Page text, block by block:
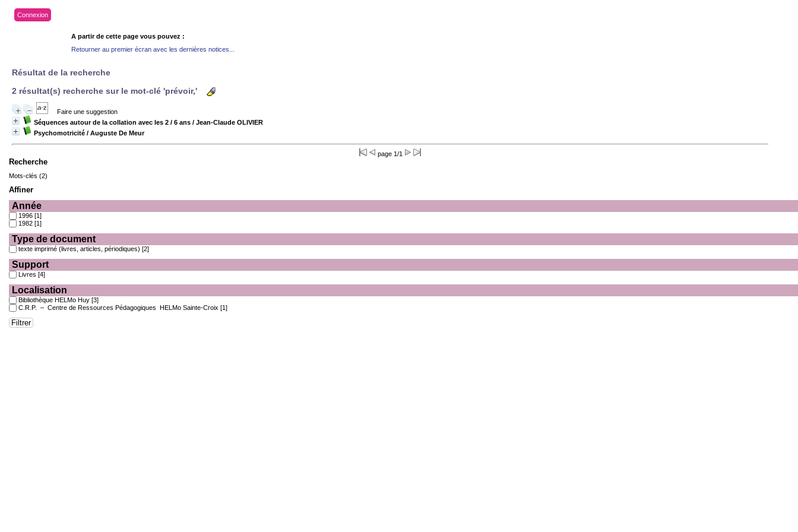
Connexion
A partir de cette page vous pouvez :
Retourner au premier écran avec les dernières notices...
Résultat de la recherche
2 résultat(s) recherche sur le mot-clé 'prévoir,'
Faire une suggestion
Séquences autour de la collation avec les 2 / 6 ans / Jean-Claude OLIVIER
Psychomotricité / Auguste De Meur
page 1/1
Recherche
Mots-clés (2)
Affiner
Année
1996 [1]
1982 [1]
Type de document
texte imprimé (livres, articles, périodiques) [2]
Support
Livres [4]
Localisation
Bibliothèque HELMo Huy [3]
C.R.P. – Centre de Ressources Pédagogiques HELMo Sainte-Croix [1]